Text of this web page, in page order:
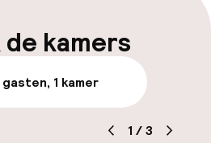
op eigen terrein
kamers
gasten, 1 kamer
1 /3